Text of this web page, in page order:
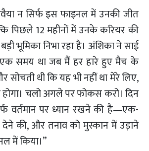
न सिर्फ इस फाइनल में उनकी जीत
पिछले 12 महीनों में उनके करियर की
भूमिका निभा रहा है। अंशिका ने साई
समय था जब मैं हर हारे हुए मैच के
सोचती थी कि यह भी नहीं था मेरे लिए,
चलो अगले पर फोकस करो। दिन
वर्तमान पर ध्यान रखने की है—एक-
देने की, और तनाव को मुस्कान में उड़ाने
में किया।”